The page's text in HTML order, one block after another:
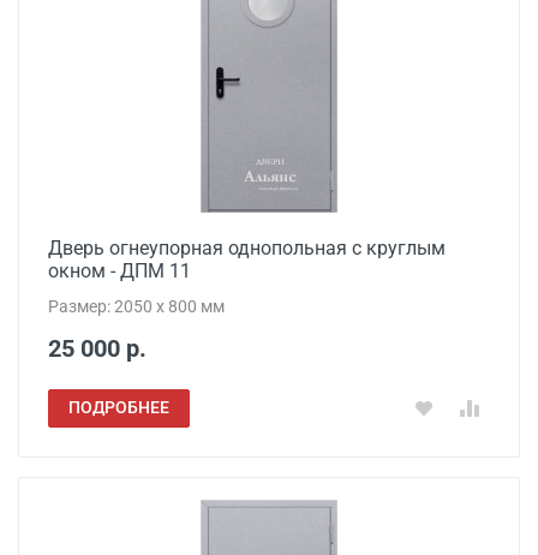
Дверь огнеупорная однопольная с круглым
окном - ДПМ 11
Размер: 2050 x 800 мм
25 000 р.
ПОДРОБНЕЕ